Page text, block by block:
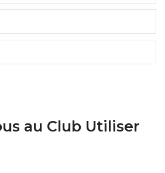
au Club Utiliser